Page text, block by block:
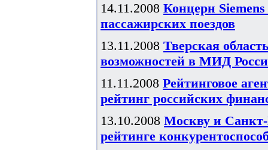
14.11.2008 Концерн
пассажирских поездов
13.11.2008 Тверская
возможностей в МИД
11.11.2008 Рейтинговое
рейтинг российских
13.10.2008 Москву и
рейтинге